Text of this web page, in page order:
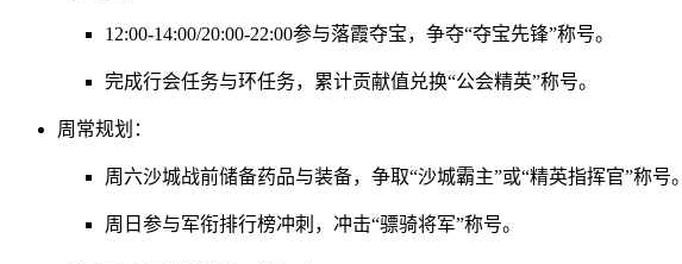
12:00-14:00/20:00-22:00参与落霞夺宝，争夺“夺宝先锋”称号。
完成行会任务与环任务，累计贡献值兑换“公会精英”称号。
周常规划：
周六沙城战前储备药品与装备，争取“沙城霸主”或“精英指挥官”称号。
周日参与军衔排行榜冲刺，冲击“骠骑将军”称号。